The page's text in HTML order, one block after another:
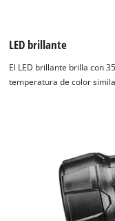
LED brillante
El LED brillante brilla con
temperatura de color